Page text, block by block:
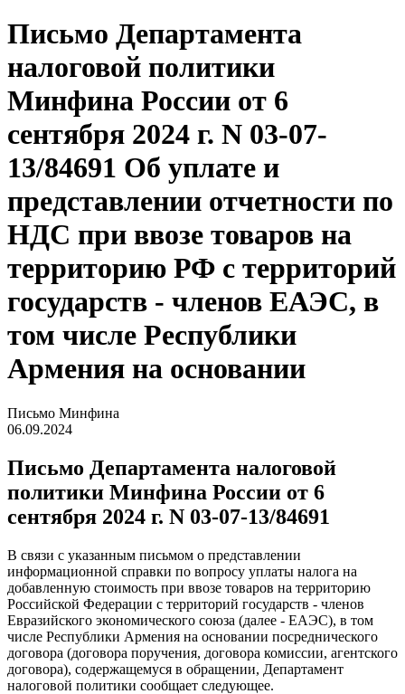
Письмо Департамента
налоговой политики
Минфина России от 6
сентября 2024 г. N 03-07-
13/84691 Об уплате и
представлении отчетности по
НДС при ввозе товаров на
территорию РФ с территорий
государств - членов ЕАЭС, в
том числе Республики
Армения на основании
Письмо Минфина
06.09.2024
Письмо Департамента налоговой
политики Минфина России от 6
сентября 2024 г. N 03-07-13/84691
В связи с указанным письмом о представлении
информационной справки по вопросу уплаты налога на
добавленную стоимость при ввозе товаров на территорию
Российской Федерации с территорий государств - членов
Евразийского экономического союза (далее - ЕАЭС), в том
числе Республики Армения на основании посреднического
договора (договора поручения, договора комиссии, агентского
договора), содержащемуся в обращении, Департамент
налоговой политики сообщает следующее.